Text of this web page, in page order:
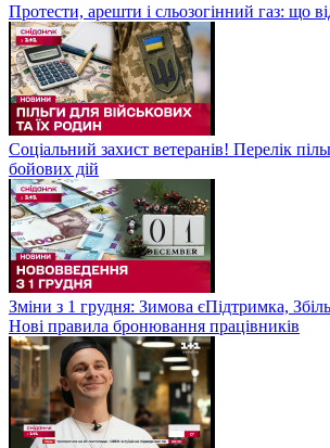
Протести, арешти і сльозогінний газ: що
Соціальний захист ветеранів! Перелік
бойових дій
Зміни з 1 грудня: Зимова єПідтримка,
Нові правила бронювання працівників